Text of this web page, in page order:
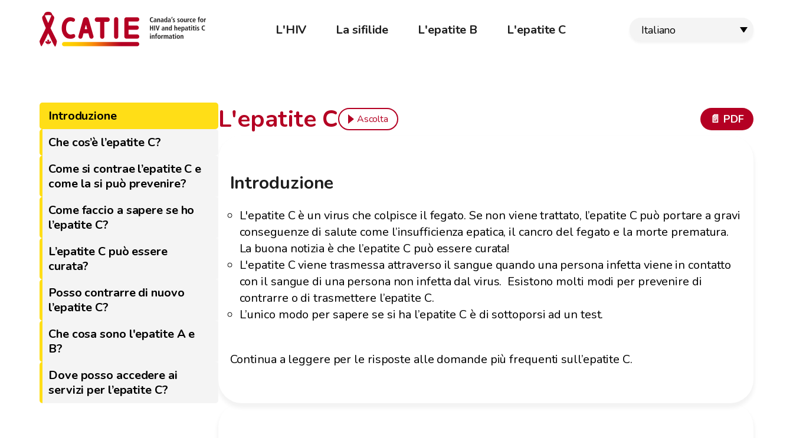
L'HIV La sifilide L'epatite B L'epatite C Italiano
Introduzione
Che cos’è l’epatite C?
Come si contrae l’epatite C e
come la si può prevenire?
Come faccio a sapere se ho
l’epatite C?
L’epatite C può essere
curata?
Posso contrarre di nuovo
l’epatite C?
Che cosa sono l'epatite A e
B?
Dove posso accedere ai
servizi per l’epatite C?
L'epatite C Ascolta 📄 PDF
Introduzione
L'epatite C è un virus che colpisce il fegato. Se non viene trattato, l’epatite C può portare a gravi
conseguenze di salute come l’insufficienza epatica, il cancro del fegato e la morte prematura.
La buona notizia è che l’epatite C può essere curata!
L'epatite C viene trasmessa attraverso il sangue quando una persona infetta viene in contatto
con il sangue di una persona non infetta dal virus. Esistono molti modi per prevenire di
contrarre o di trasmettere l’epatite C.
L’unico modo per sapere se si ha l’epatite C è di sottoporsi ad un test.
Continua a leggere per le risposte alle domande più frequenti sull’epatite C.